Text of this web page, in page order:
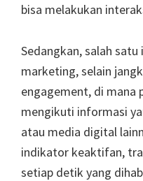
bisa melakukan
Sedangkan, salah
marketing, selain
engagement, di
mengikuti informasi
atau media digital
indikator keaktifan,
setiap detik yang